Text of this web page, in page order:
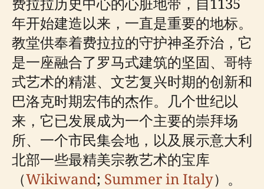
年开始建造以来，一直是重要的地标。
教堂供奉着费拉拉的守护神圣乔治，它
是一座融合了罗马式建筑的坚固、哥特
式艺术的精湛、文艺复兴时期的创新和
巴洛克时期宏伟的杰作。几个世纪以
来，它已发展成为一个主要的崇拜场
所、一个市民集会地，以及展示意大利
北部一些最精美宗教艺术的宝库
（Wikiwand; Summer in Italy）。